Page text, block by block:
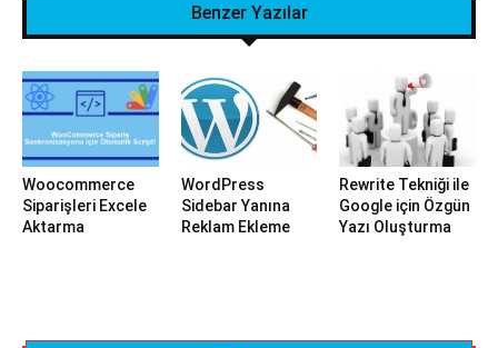
Benzer Yazılar
Woocommerce
Siparişleri Excele
Aktarma
WordPress
Sidebar Yanına
Reklam Ekleme
Rewrite Tekniği ile
Google için Özgün
Yazı Oluşturma